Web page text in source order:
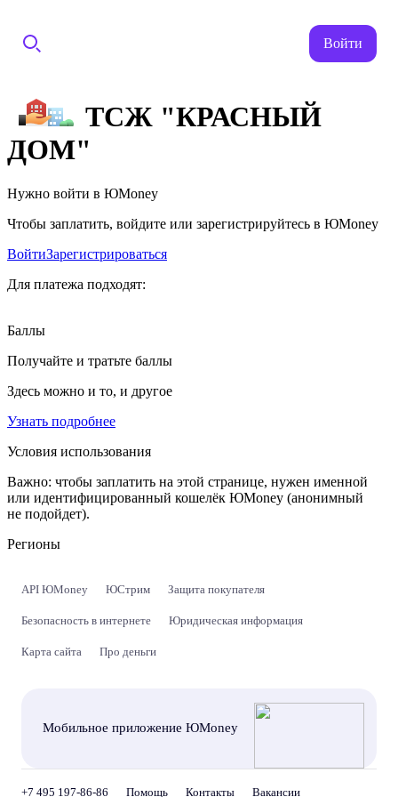
Войти
ТСЖ "КРАСНЫЙ
ДОМ"
Нужно войти в ЮMoney
Чтобы заплатить, войдите или зарегистрируйтесь в ЮMoney
ВойтиЗарегистрироваться
Для платежа подходят:
Баллы
Получайте и тратьте баллы
Здесь можно и то, и другое
Узнать подробнее
Условия использования
Важно: чтобы заплатить на этой странице, нужен именной
или идентифицированный кошелёк ЮMoney (анонимный
не подойдет).
Регионы
API ЮMoney ЮСтрим Защита покупателя
Безопасность в интернете Юридическая информация
Карта сайта Про деньги
Мобильное приложение ЮMoney
+7 495 197-86-86 Помощь Контакты Вакансии